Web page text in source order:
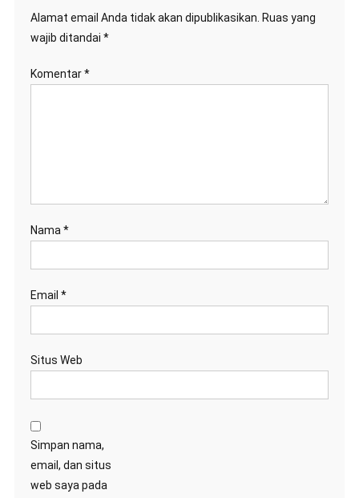
Alamat email Anda tidak akan dipublikasikan. Ruas yang
wajib ditandai *
Komentar*
Nama *
Email *
Situs Web
Simpan nama,
email, dan situs
web saya pada